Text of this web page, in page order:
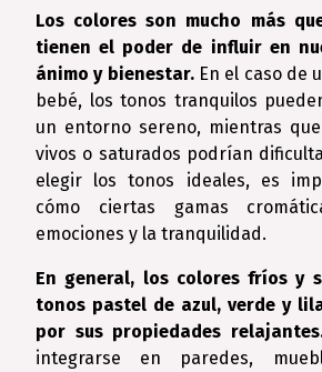
Los colores son mucho más
tienen el poder de influir en
ánimo y bienestar.En el caso de
bebé, los tonos tranquilos
un entorno sereno, mientras
vivos o saturados podrían
elegir los tonos ideales, es
cómo ciertas gamas
emociones y la tranquilidad.
En general, los colores fríos y
tonos pastel de azul, verde y
por sus propiedades
integrarse en paredes,